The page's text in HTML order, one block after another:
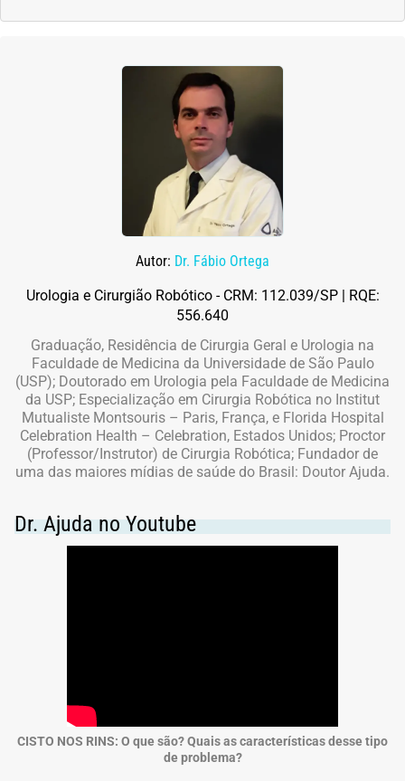
Autor: Dr. Fábio Ortega
Urologia e Cirurgião Robótico - CRM: 112.039/SP | RQE:
556.640
Graduação, Residência de Cirurgia Geral e Urologia na
Faculdade de Medicina da Universidade de São Paulo
(USP); Doutorado em Urologia pela Faculdade de Medicina
da USP; Especialização em Cirurgia Robótica no Institut
Mutualiste Montsouris – Paris, França, e Florida Hospital
Celebration Health – Celebration, Estados Unidos; Proctor
(Professor/Instrutor) de Cirurgia Robótica; Fundador de
uma das maiores mídias de saúde do Brasil: Doutor Ajuda.
Dr. Ajuda no Youtube
CISTO NOS RINS: O que são? Quais as características desse tipo
de problema?